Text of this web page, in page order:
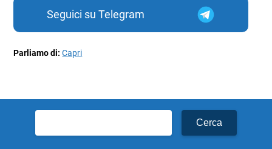
Seguici su Telegram
Parliamo di:Capri
per: